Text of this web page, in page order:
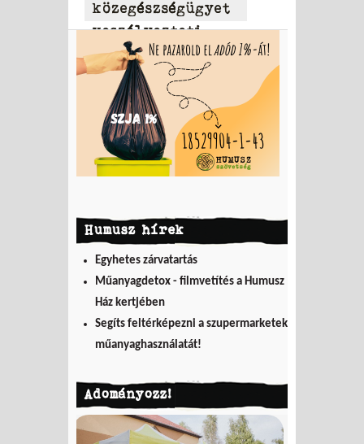
közegészségügyet
veszélyezteti
Humusz hírek
Egyhetes zárvatartás
Műanyagdetox - filmvetítés a Humusz
Ház kertjében
Segíts feltérképezni a szupermarketek
műanyaghasználatát!
Adományozz!